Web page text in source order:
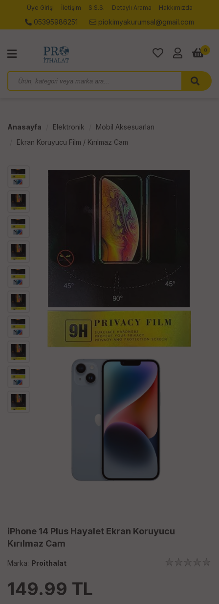
Üye Girişi İletişim S.S.S. Detaylı Arama Hakkımızda
05395986251 piokimyakurumsal@gmail.com
0
Anasayfa Elektronik
Mobil Aksesuarları
Ekran Koruyucu Film / Kırılmaz Cam
iPhone 14 Plus Hayalet Ekran Koruyucu
Kırılmaz Cam
Marka: Proithalat
149.99 TL